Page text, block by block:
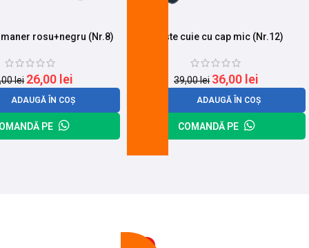
rosu+negru (Nr.8)
lei 26,00 lei
ADAUGĂ ÎN COȘ
PE
Cleste cuie cu cap mic (Nr.12)
39,00lei 36,00 lei
ADAUGĂ ÎN COȘ
COMANDĂ PE